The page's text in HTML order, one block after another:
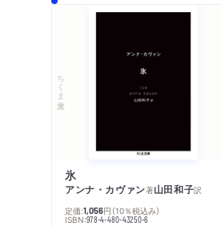
ちくま文庫
氷
アンナ・カヴァン著山田和子訳
定価:1,056円 （10％税込み）
ISBN:978-4-480-43250-6